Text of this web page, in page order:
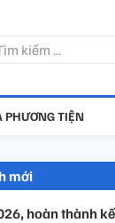
PHƯƠNG TIỆN
mới
hoàn thành